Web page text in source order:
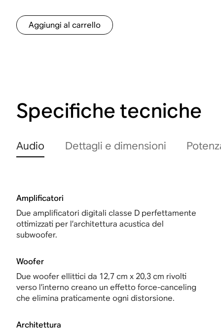
Aggiungi al carrello
Specifiche tecniche
Audio Dettagli e dimensioni
Amplificatori
Due amplificatori digitali classe D perfettamente
ottimizzati per l’architettura acustica del
subwoofer.
Woofer
Due woofer ellittici da 12,7 cm x 20,3 cm rivolti
verso l’interno creano un effetto force-canceling
che elimina praticamente ogni distorsione.
Architettura